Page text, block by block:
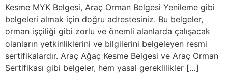
Kesme MYK Belgesi, Araç Orman Belgesi Yenileme gibi
belgeleri almak için doğru adrestesiniz. Bu belgeler,
orman işçiliği gibi zorlu ve önemli alanlarda çalışacak
olanların yetkinliklerini ve bilgilerini belgeleyen resmi
sertifikalardır. Araç Ağaç Kesme Belgesi ve Araç Orman
Sertifikası gibi belgeler, hem yasal gereklilikler […]